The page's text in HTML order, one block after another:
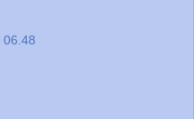
06.48